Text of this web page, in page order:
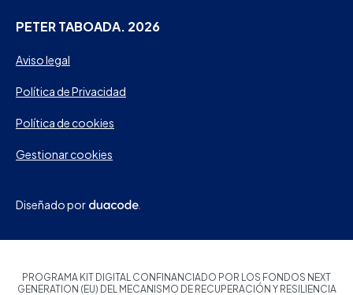
PETER TABOADA. 2026
Aviso legal
Política de Privacidad
Política de cookies
Gestionar cookies
Diseñado por
PROGRAMA KIT DIGITAL CONFINANCIADO POR LOS FONDOS NEXT
GENERATION (EU) DEL MECANISMO DE RECUPERACIÓN Y RESILIENCIA